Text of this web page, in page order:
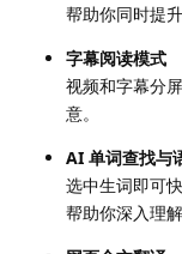
帮助你同时提
字幕阅读模式
视频和字幕分
意。
AI 单词查找与
选中生词即可
帮助你深入理解